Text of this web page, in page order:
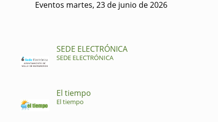
Eventos martes, 23 de junio de 2026
SEDE ELECTRÓNICA
SEDE ELECTRÓNICA
El tiempo
El tiempo